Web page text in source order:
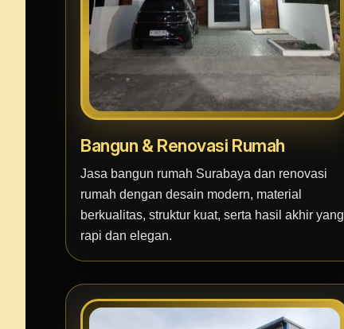
Bangun & Renovasi Rumah
Jasa bangun rumah Surabaya dan renovasi
rumah dengan desain modern, material
berkualitas, struktur kuat, serta hasil akhir yang
rapi dan elegan.